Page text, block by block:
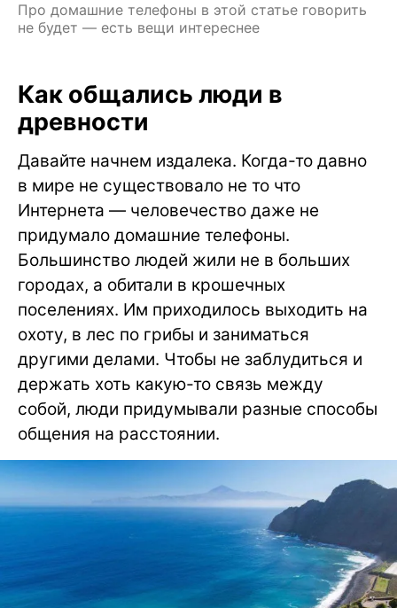
Про домашние телефоны в этой статье говорить
не будет — есть вещи интереснее
Как общались люди в
древности
Давайте начнем издалека. Когда-то давно
в мире не существовало не то что
Интернета — человечество даже не
придумало домашние телефоны.
Большинство людей жили не в больших
городах, а обитали в крошечных
поселениях. Им приходилось выходить на
охоту, в лес по грибы и заниматься
другими делами. Чтобы не заблудиться и
держать хоть какую-то связь между
собой, люди придумывали разные способы
общения на расстоянии.